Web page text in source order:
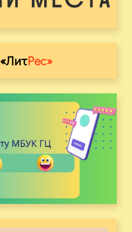
«ЛитРес»